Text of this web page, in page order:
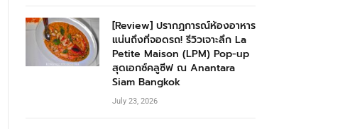
[Review] ปรากฏการณ์ห้องอาหาร
แน่นถึงที่จอดรถ! รีวิวเจาะลึก La
Petite Maison (LPM) Pop-up
สุดเอกซ์คลูซีฟ ณ Anantara
Siam Bangkok
July 23, 2026